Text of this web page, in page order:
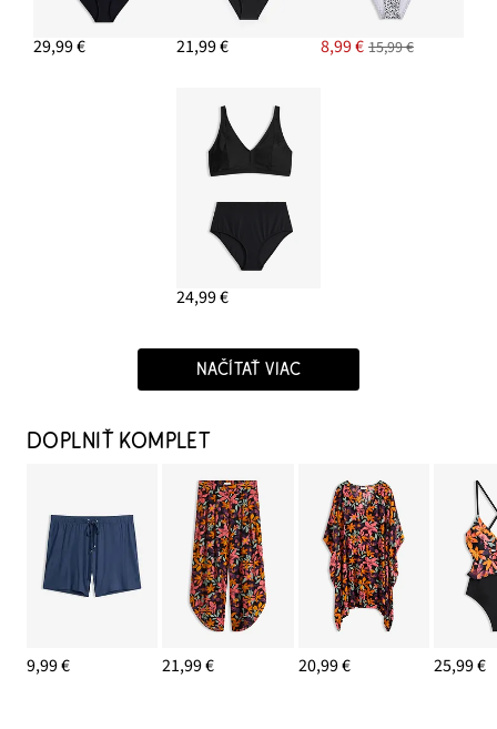
29,99 € 21,99 € 8,99 € 15,99 €
24,99 €
NAČÍTAŤ VIAC
DOPLNIŤ KOMPLET
9,99 € 21,99 € 20,99 € 25,99 €